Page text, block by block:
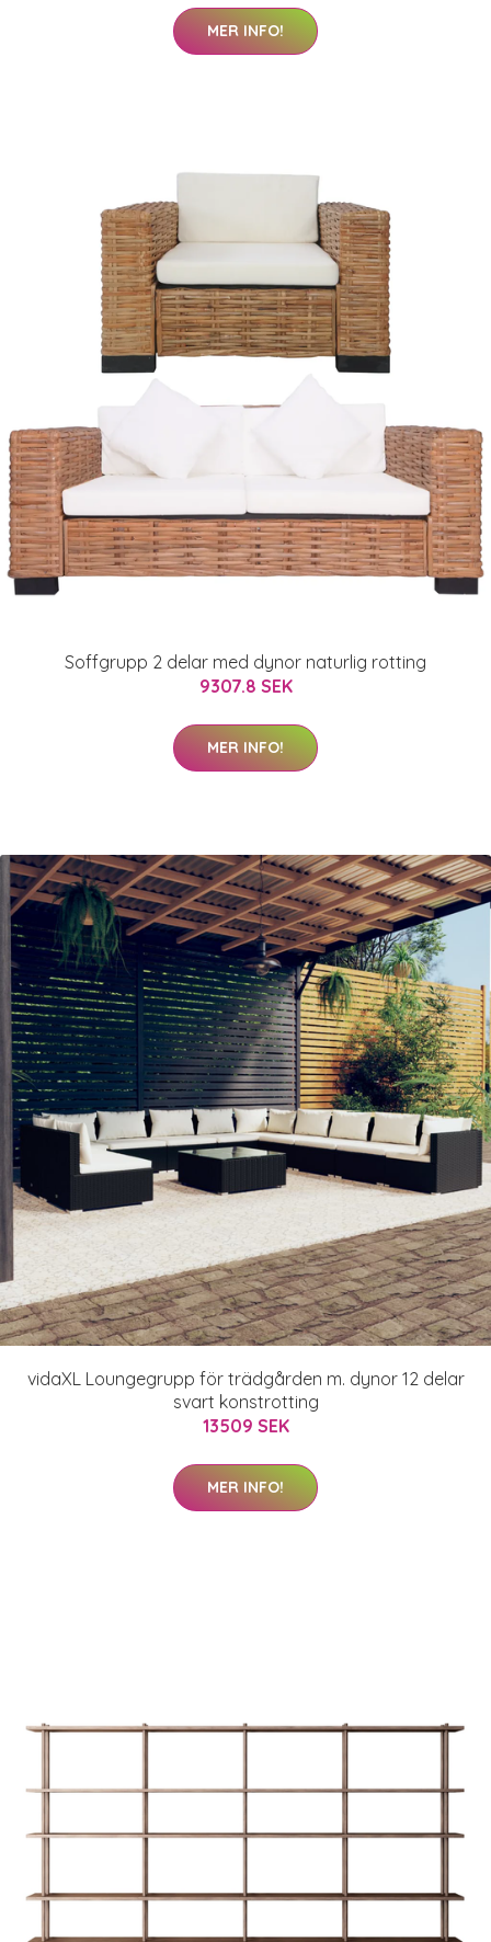
MER INFO!
Soffgrupp 2 delar med dynor naturlig rotting
9307.8 SEK
MER INFO!
vidaXL Loungegrupp för trädgården m. dynor 12 delar
svart konstrotting
13509 SEK
MER INFO!